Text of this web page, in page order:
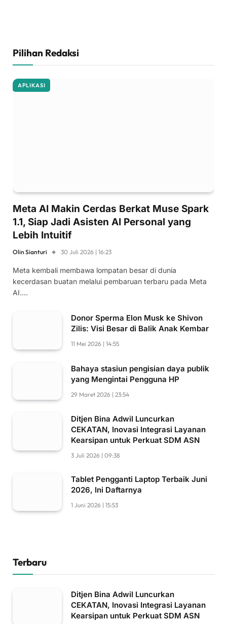
Pilihan Redaksi
APLIKASI
Meta AI Makin Cerdas Berkat Muse Spark
1.1, Siap Jadi Asisten AI Personal yang
Lebih Intuitif
Olin Sianturi 30 Juli 2026 | 16:23
Meta kembali membawa lompatan besar di dunia
kecerdasan buatan melalui pembaruan terbaru pada Meta
AI.…
Donor Sperma Elon Musk ke Shivon
Zilis: Visi Besar di Balik Anak Kembar
11 Mei 2026 | 14:55
Bahaya stasiun pengisian daya publik
yang Mengintai Pengguna HP
29 Maret 2026 | 23:54
Ditjen Bina Adwil Luncurkan
CEKATAN, Inovasi Integrasi Layanan
Kearsipan untuk Perkuat SDM ASN
3 Juli 2026 | 09:38
Tablet Pengganti Laptop Terbaik Juni
2026, Ini Daftarnya
1 Juni 2026 | 15:53
Terbaru
Ditjen Bina Adwil Luncurkan
CEKATAN, Inovasi Integrasi Layanan
Kearsipan untuk Perkuat SDM ASN